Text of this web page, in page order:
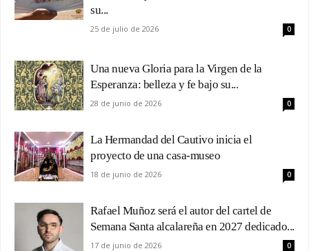
su...
25 de julio de 2026 0
Una nueva Gloria para la Virgen de la
Esperanza: belleza y fe bajo su...
28 de junio de 2026 0
La Hermandad del Cautivo inicia el
proyecto de una casa-museo
18 de junio de 2026 0
Rafael Muñoz será el autor del cartel de
Semana Santa alcalareña en 2027 dedicado...
17 de junio de 2026 0